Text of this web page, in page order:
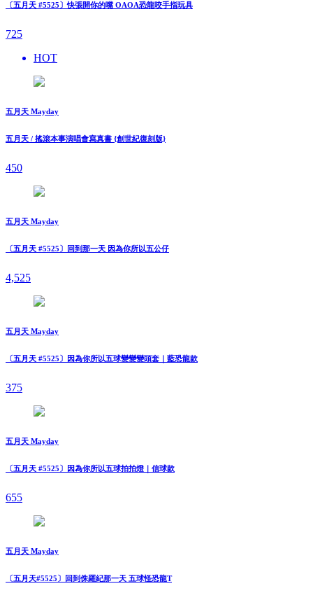
〔五月天 #5525〕快張開你的嘴 OAOA恐龍咬手指玩具
725
HOT
五月天 Mayday
五月天 / 搖滾本事演唱會寫真書 {創世紀復刻版}
450
五月天 Mayday
〔五月天 #5525〕回到那一天 因為你所以五公仔
4,525
五月天 Mayday
〔五月天 #5525〕因為你所以五球變變變頭套｜藍恐龍款
375
五月天 Mayday
〔五月天 #5525〕因為你所以五球拍拍燈｜信球款
655
五月天 Mayday
〔五月天#5525〕回到侏羅紀那一天 五球怪恐龍T